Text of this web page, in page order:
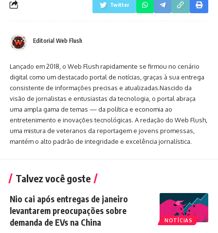
Twitter
Editorial Web Flush
Lançado em 2018, o Web Flush rapidamente se firmou no cenário
digital como um destacado portal de notícias, graças à sua entrega
consistente de informações precisas e atualizadas.Nascido da
visão de jornalistas e entusiastas da tecnologia, o portal abraça
uma ampla gama de temas — da política e economia ao
entretenimento e inovações tecnológicas. A redação do Web Flush,
uma mistura de veteranos da reportagem e jovens promessas,
mantém o alto padrão de integridade e excelência jornalística.
Talvez você goste
NOTÍCIAS
Nio cai após entregas de janeiro
levantarem preocupações sobre
demanda de EVs na China